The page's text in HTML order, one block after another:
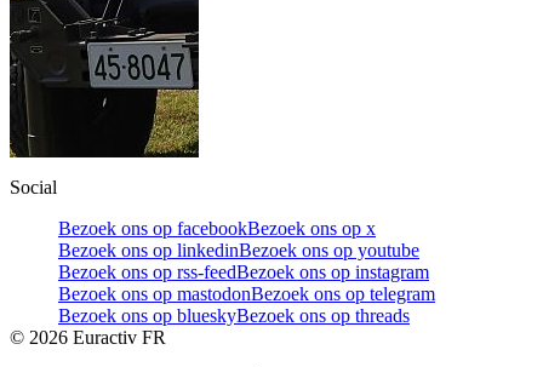
Social
Bezoek ons op facebookBezoek ons op x
Bezoek ons op linkedinBezoek ons op youtube
Bezoek ons op rss-feedBezoek ons op instagram
Bezoek ons op mastodonBezoek ons op telegram
Bezoek ons op blueskyBezoek ons op threads
© 2026 Euractiv FR